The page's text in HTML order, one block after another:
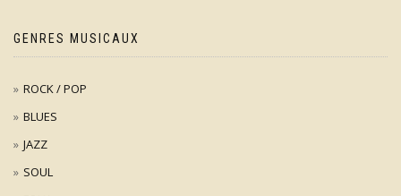
GENRES MUSICAUX
ROCK / POP
BLUES
JAZZ
SOUL